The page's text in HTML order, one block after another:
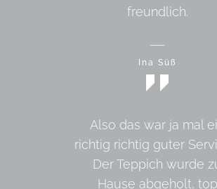
freundlich.
Ina Süß
Also das war ja mal
richtig richtig guter
Der Teppich wurde
Hause abgeholt, top